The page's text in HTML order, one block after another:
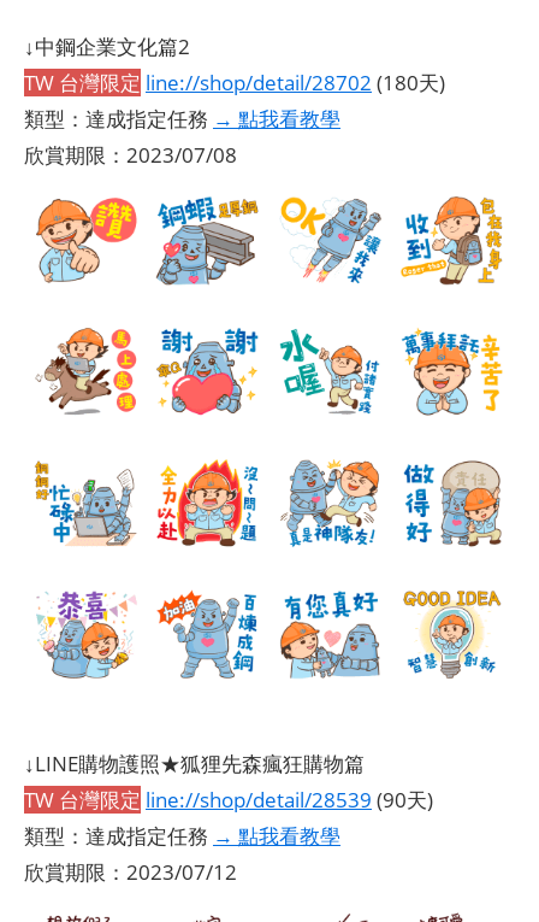
↓中鋼企業文化篇2
TW 台灣限定 line://shop/detail/28702 (180天)
類型：達成指定任務 → 點我看教學
欣賞期限：2023/07/08
↓LINE購物護照★狐狸先森瘋狂購物篇
TW 台灣限定 line://shop/detail/28539 (90天)
類型：達成指定任務 → 點我看教學
欣賞期限：2023/07/12